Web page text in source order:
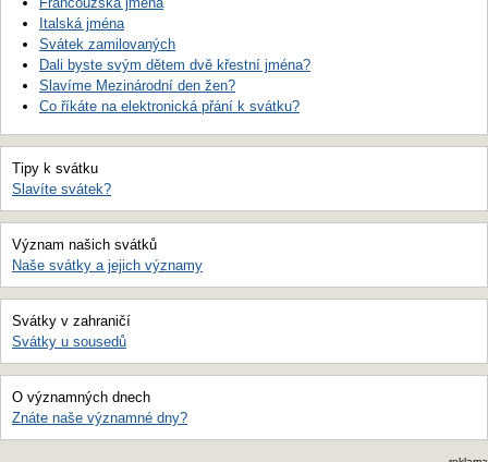
Italská jména
Svátek zamilovaných
Dali byste svým dětem dvě křestní jména?
Slavíme Mezinárodní den žen?
Co říkáte na elektronická přání k svátku?
Tipy k svátku
Slavíte svátek?
Význam našich svátků
Naše svátky a jejich významy
Svátky v zahraničí
Svátky u sousedů
O významných dnech
Znáte naše významné dny?